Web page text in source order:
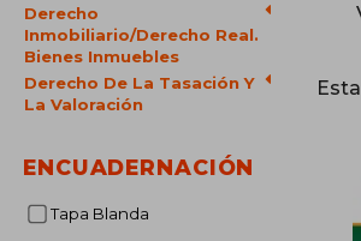
Derecho
Inmobiliario/Derecho Real.
Bienes Inmuebles
Derecho De La Tasación Y
La Valoración
ENCUADERNACIÓN
Tapa Blanda